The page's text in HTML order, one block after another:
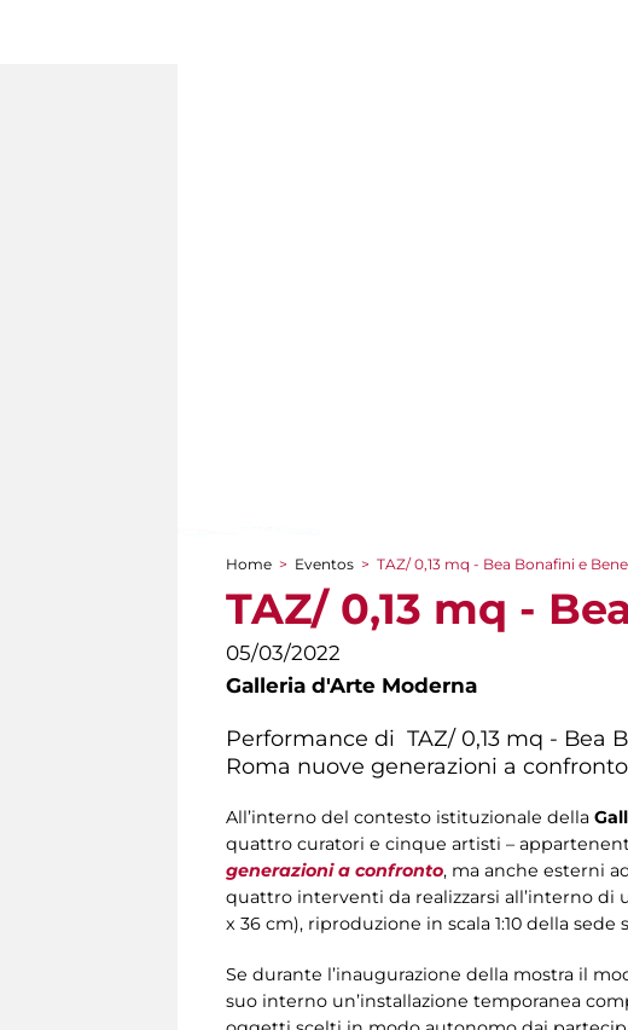
You are here
Home > Eventos > TAZ/ 0,13 mq - Bea Bonafini e
TAZ/ 0,13 mq -
05/03/2022
Galleria d'Arte Moderna
Performance di TAZ/ 0,13 mq -
Roma nuove generazioni a confronto
All’interno del contesto istituzionale della
quattro curatori e cinque artisti –
generazioni a confronto, ma anche esterni
quattro interventi da realizzarsi all’interno di
x 36 cm), riproduzione in scala 1:10 della sede
Se durante l’inaugurazione della mostra il
suo interno un’installazione temporanea